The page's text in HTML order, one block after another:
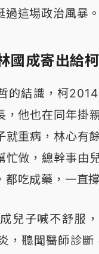
這場政治風暴。
國成寄出給
的結識，柯
他也在同年掛
就重病，林心有
忙做，總幹事由
吃成藥，一直
兒子喊不舒服
，聽聞醫師診